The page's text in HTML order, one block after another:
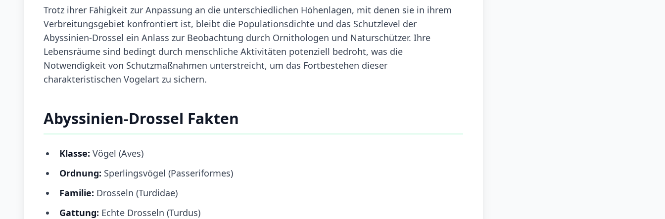
Trotz ihrer Fähigkeit zur Anpassung an die unterschiedlichen Höhenlagen, mit denen sie in ihrem
Verbreitungsgebiet konfrontiert ist, bleibt die Populationsdichte und das Schutzlevel der
Abyssinien-Drossel ein Anlass zur Beobachtung durch Ornithologen und Naturschützer. Ihre
Lebensräume sind bedingt durch menschliche Aktivitäten potenziell bedroht, was die
Notwendigkeit von Schutzmaßnahmen unterstreicht, um das Fortbestehen dieser
charakteristischen Vogelart zu sichern.
Abyssinien-Drossel Fakten
Klasse: Vögel (Aves)
Ordnung: Sperlingsvögel (Passeriformes)
Familie: Drosseln (Turdidae)
Gattung: Echte Drosseln (Turdus)